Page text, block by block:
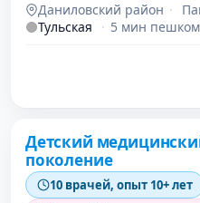
Даниловский район ·
Тульская
· 5 мин пешком
Детский
поколение
10 врачей, опыт 10+ лет